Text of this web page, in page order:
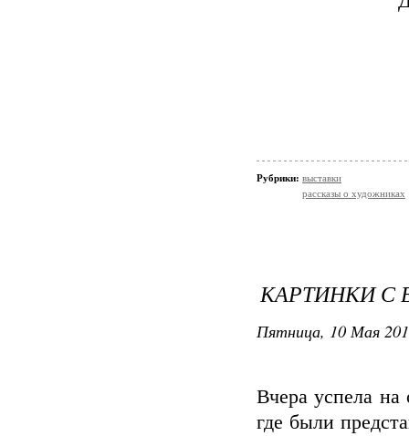
Рубрики: выставки
рассказы о художниках
КАРТИНКИ С
Пятница, 10 Мая
Вчера успела на
где были